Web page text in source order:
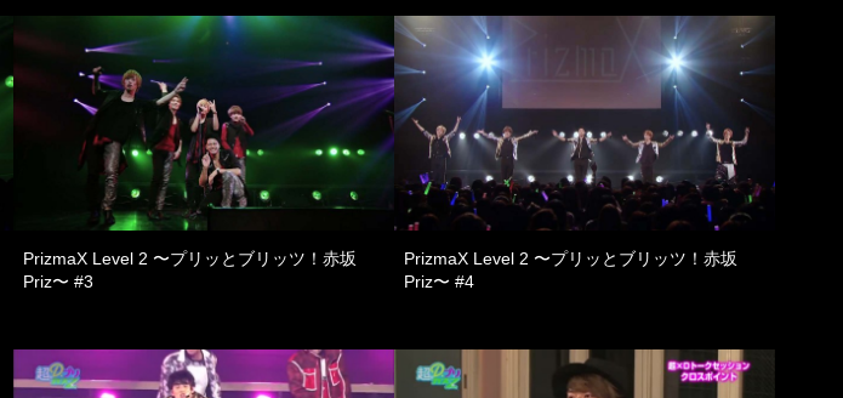
PrizmaX Level 2 〜プリッとブリッツ！赤坂
Priz〜 #3
PrizmaX Level 2 〜プリッとブリッツ！赤坂
Priz〜 #4